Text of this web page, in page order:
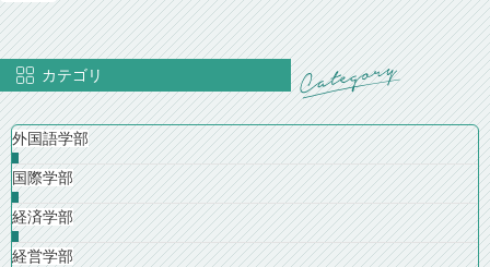
カテゴリ
外国語学部
国際学部
経済学部
経営学部